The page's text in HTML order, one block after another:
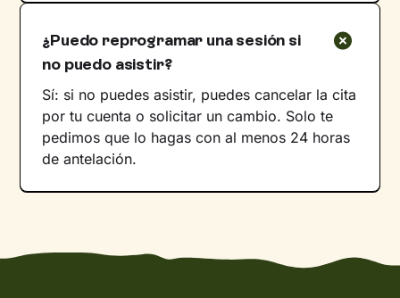
¿Puedo reprogramar una sesión si
no puedo asistir?
Sí: si no puedes asistir, puedes cancelar la cita
por tu cuenta o solicitar un cambio. Solo te
pedimos que lo hagas con al menos 24 horas
de antelación.